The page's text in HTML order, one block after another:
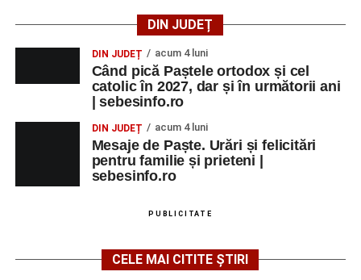
DIN JUDEȚ
DIN JUDEȚ acum 4 luni
Când pică Paștele ortodox și cel
catolic în 2027, dar și în următorii ani
| sebesinfo.ro
DIN JUDEȚ acum 4 luni
Mesaje de Paște. Urări și felicitări
pentru familie și prieteni |
sebesinfo.ro
PUBLICITATE
CELE MAI CITITE ȘTIRI